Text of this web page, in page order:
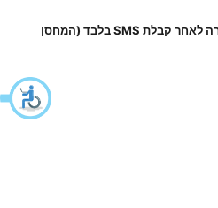
יש להגיע לנקודת האיסוף שנבחרה לאחר קבלת SMS בלבד (המחסן